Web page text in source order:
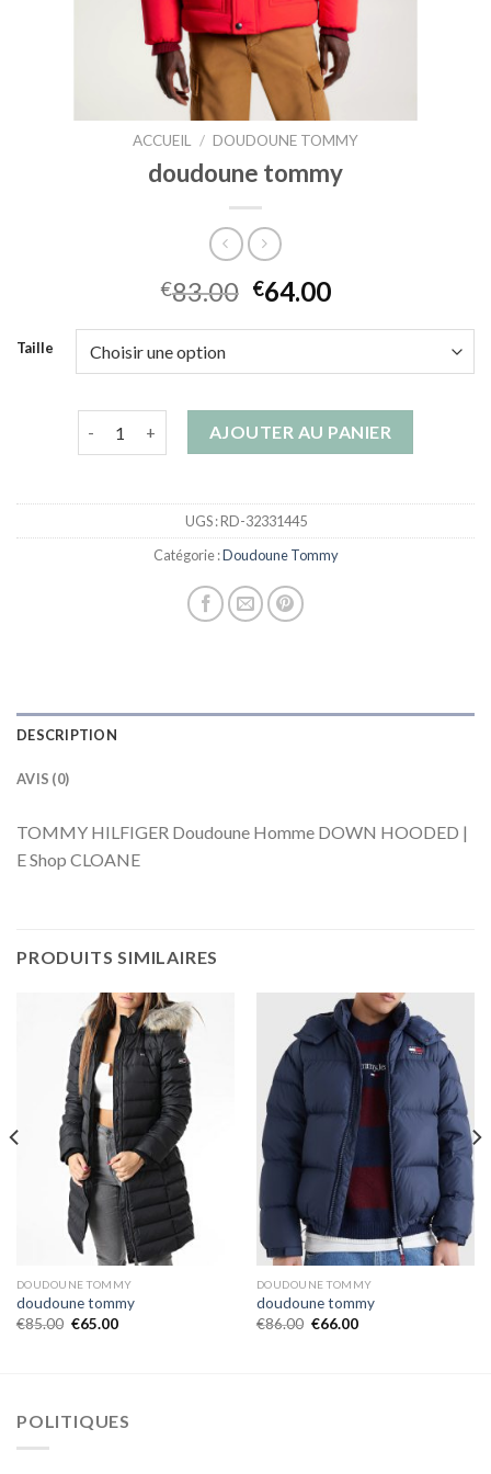
ACCUEIL / DOUDOUNE TOMMY
doudoune tommy
€83.00 €64.00
Taille
quantité de doudoune tommyAJOUTER AU PANIER
UGS :RD-32331445
Catégorie :Doudoune Tommy
DESCRIPTION
AVIS (0)
TOMMY HILFIGER Doudoune Homme DOWN HOODED |
E Shop CLOANE
PRODUITS SIMILAIRES
DOUDOUNE TOMMY
doudoune tommy
€85.00 €65.00
DOUDOUNE TOMMY
doudoune tommy
€86.00 €66.00
POLITIQUES